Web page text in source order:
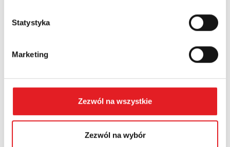
Statystyka
Marketing
Zezwól na wszystkie
Zezwól na wybór
Country: